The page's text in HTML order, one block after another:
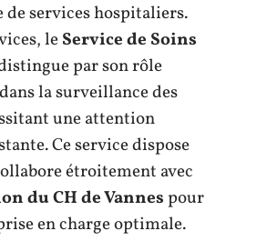
de services hospitaliers.
leService de Soins
par son rôle
la surveillance des
une attention
Ce service dispose
étroitement avec
du CH de Vannespour
en charge optimale.